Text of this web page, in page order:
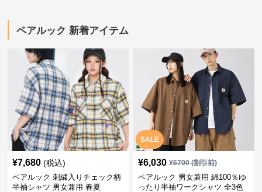
ペアルック 新着アイテム
¥7,680 (税込)
ペアルック 刺繍入りチェック柄
半袖シャツ 男女兼用 春夏
SALE
¥6,030 ¥6700(割引前)
ペアルック 男女兼用 綿100％ゆ
ったり半袖ワークシャツ 全3色